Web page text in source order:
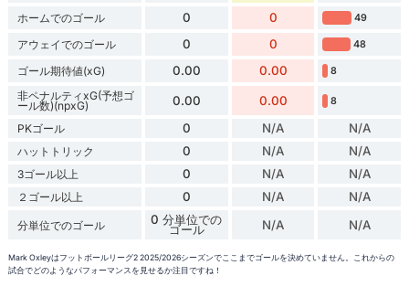
ホームでのゴール 0 0 49
アウェイでのゴール 0 0 48
ゴール期待値(xG) 0.00 0.00 8
非ペナルティxG(予想ゴ
ール数)(npxG) 0.00 0.00 8
PKゴール 0 N/A N/A
ハットトリック 0 N/A N/A
3ゴール以上 0 N/A N/A
２ゴール以上 0 N/A N/A
分単位でのゴール 0 分単位での
ゴール N/A N/A
Mark Oxleyはフットボールリーグ2 2025/2026シーズンでここまでゴールを決めていません。これからの
試合でどのようなパフォーマンスを見せるか注目ですね！